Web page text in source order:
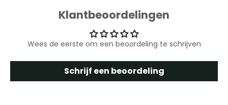
Klantbeoordelingen
Wees de eerste om een beoordeling te schrijven
Schrijf een beoordeling